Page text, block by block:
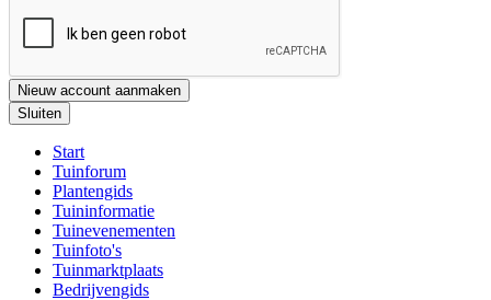
Nieuw account aanmaken
Sluiten
Start
Tuinforum
Plantengids
Tuininformatie
Tuinevenementen
Tuinfoto's
Tuinmarktplaats
Bedrijvengids